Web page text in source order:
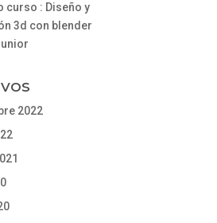
curso : Diseño y
3d con blender
2022